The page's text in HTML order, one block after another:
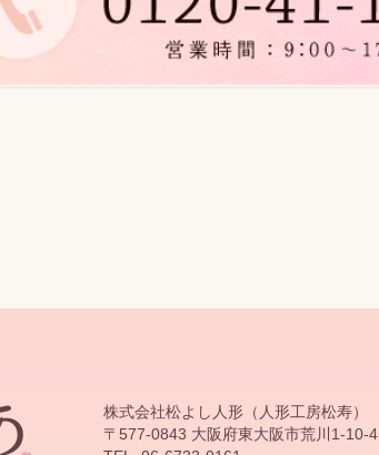
株式会社松よし人形（人形工房松寿）
〒577-0843 大阪府東大阪市荒川1-10-4